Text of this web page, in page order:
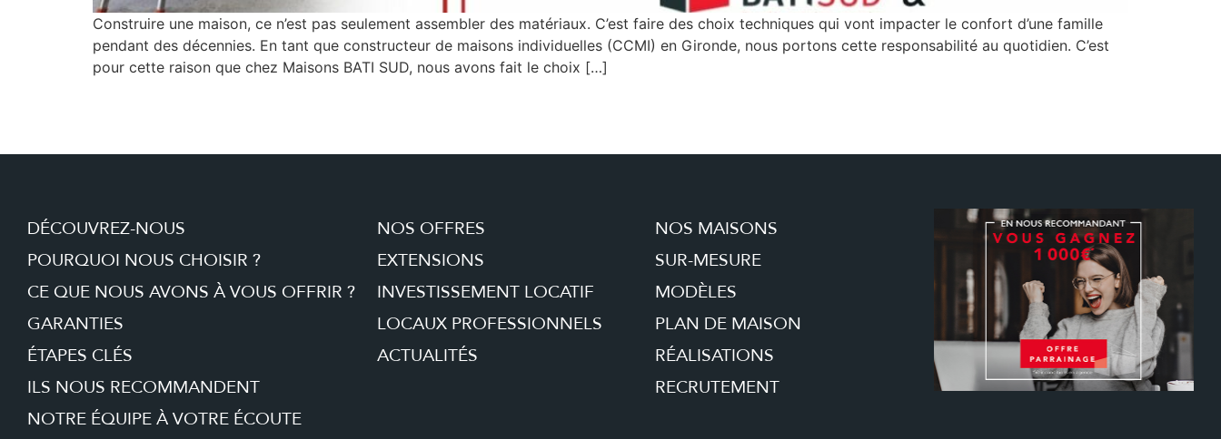
Construire une maison, ce n’est pas seulement assembler des matériaux. C’est faire des choix techniques qui vont impacter le confort d’une famille
pendant des décennies. En tant que constructeur de maisons individuelles (CCMI) en Gironde, nous portons cette responsabilité au quotidien. C’est
pour cette raison que chez Maisons BATI SUD, nous avons fait le choix […]
DÉCOUVREZ-NOUS
POURQUOI NOUS CHOISIR ?
CE QUE NOUS AVONS À VOUS OFFRIR ?
GARANTIES
ÉTAPES CLÉS
ILS NOUS RECOMMANDENT
NOTRE ÉQUIPE À VOTRE ÉCOUTE
NOS OFFRES
EXTENSIONS
INVESTISSEMENT LOCATIF
LOCAUX PROFESSIONNELS
ACTUALITÉS
NOS MAISONS
SUR-MESURE
MODÈLES
PLAN DE MAISON
RÉALISATIONS
RECRUTEMENT